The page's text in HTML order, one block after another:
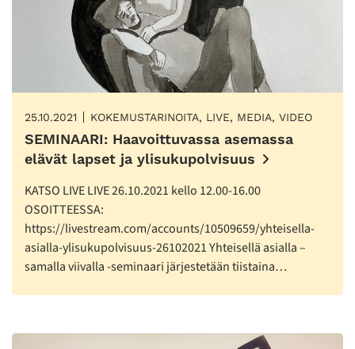
25.10.2021 KOKEMUSTARINOITA, LIVE, MEDIA, VIDEO
SEMINAARI: Haavoittuvassa asemassa
elävät lapset ja ylisukupolvisuus
KATSO LIVE LIVE 26.10.2021 kello 12.00-16.00
OSOITTEESSA:
https://livestream.com/accounts/10509659/yhteisella-
asialla-ylisukupolvisuus-26102021 Yhteisellä asialla –
samalla viivalla -seminaari järjestetään tiistaina…